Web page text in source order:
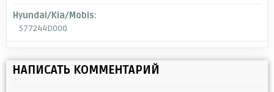
Hyundai/Kia/Mobis:
577244D000
НАПИСАТЬ КОММЕНТАРИЙ